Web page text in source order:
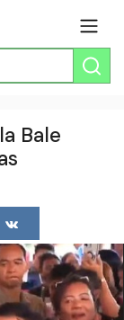
Bale